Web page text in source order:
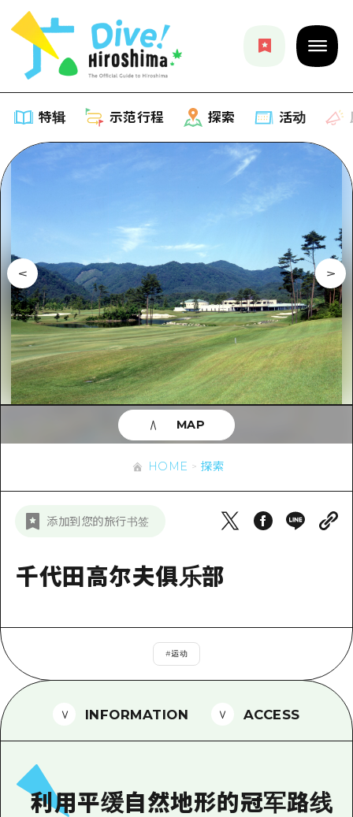
特辑 示范行程 探索 活动
推荐
艺术
活动·庙会
美食·酒水
骑自行车
购物
运动
夜晚生活
标准
治愈
示范行程
列表
Dive!Hiroshima官方向导
广岛随意旅行
广岛市内
安艺
答对了
宫岛周边
短途旅行
1晚2天
2晚3天
探索
列表
广岛市内
安艺
答對了
美北
东山口
爱媛
活动
应时信息
有用的信息
列表
超值的游览门票
广岛免费无线上网
常见问题解答
新闻
HOME 探索
添加到您的旅行书签
千代田高尔夫俱乐部
#运动
MAP
INFORMATION ACCESS
利用平缓自然地形的冠军路线